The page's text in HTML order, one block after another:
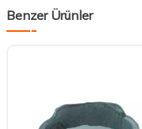
Benzer Ürünler